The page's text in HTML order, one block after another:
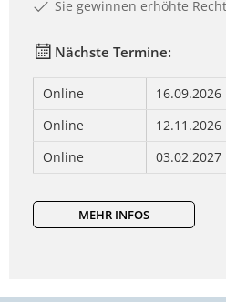
Sie gewinnen erhöhte
Nächste Termine:
Online
16.09.2026
Online
12.11.2026
Online
03.02.2027
MEHR INFOS